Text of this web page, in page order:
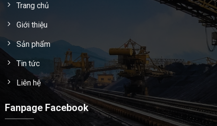
Trang chủ
Giới thiệu
Sản phẩm
Tin tức
Liên hệ
Fanpage Facebook